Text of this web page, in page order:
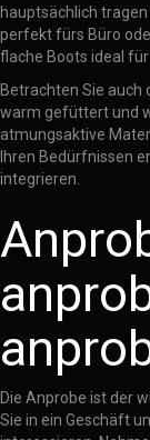
hauptsächlich tragen
perfekt fürs Büro
flache Boots ideal für
Betrachten Sie auch
warm gefüttert und
atmungsaktive
Ihren Bedürfnissen
integrieren.
Die Anprobe ist der
Sie in ein Geschäft